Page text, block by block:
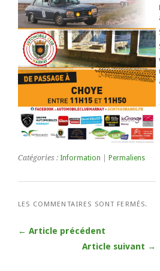
Catégories : Information Permaliens
LES COMMENTAIRES SONT FERMÉS.
← Article précédent
Article suivant →